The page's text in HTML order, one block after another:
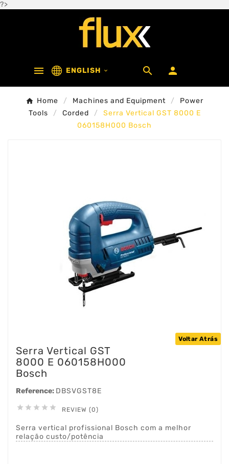
?>
 ENGLISH   
Home Machines and Equipment
Power
Tools
Corded
Serra Vertical GST 8000 E
060158H000 Bosch
Voltar Atrás
Serra Vertical GST
8000 E 060158H000
Bosch
Reference: DBSVGST8E
     REVIEW (0)
Serra vertical profissional Bosch com a melhor
relação custo/potência